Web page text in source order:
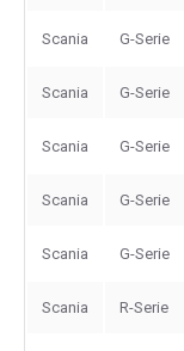
Scania G-Serie
Scania G-Serie
Scania G-Serie
Scania G-Serie
Scania G-Serie
Scania R-Serie